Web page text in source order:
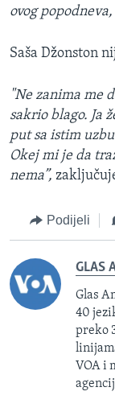
ovog
Saša Džonston
"Ne zanima me
sakrio blago. Ja
put sa istim
Okej mi je da
nema”,
Podijeli
GLAS
Glas
40
preko
VOA i